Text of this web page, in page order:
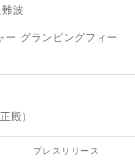
波
ー グランピングフィー
殿）
プレスリリース